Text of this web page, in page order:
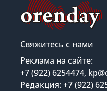
Свяжитесь с нами
Реклама на сайте:
+7 (922) 6254474,
Редакция: +7 (922)